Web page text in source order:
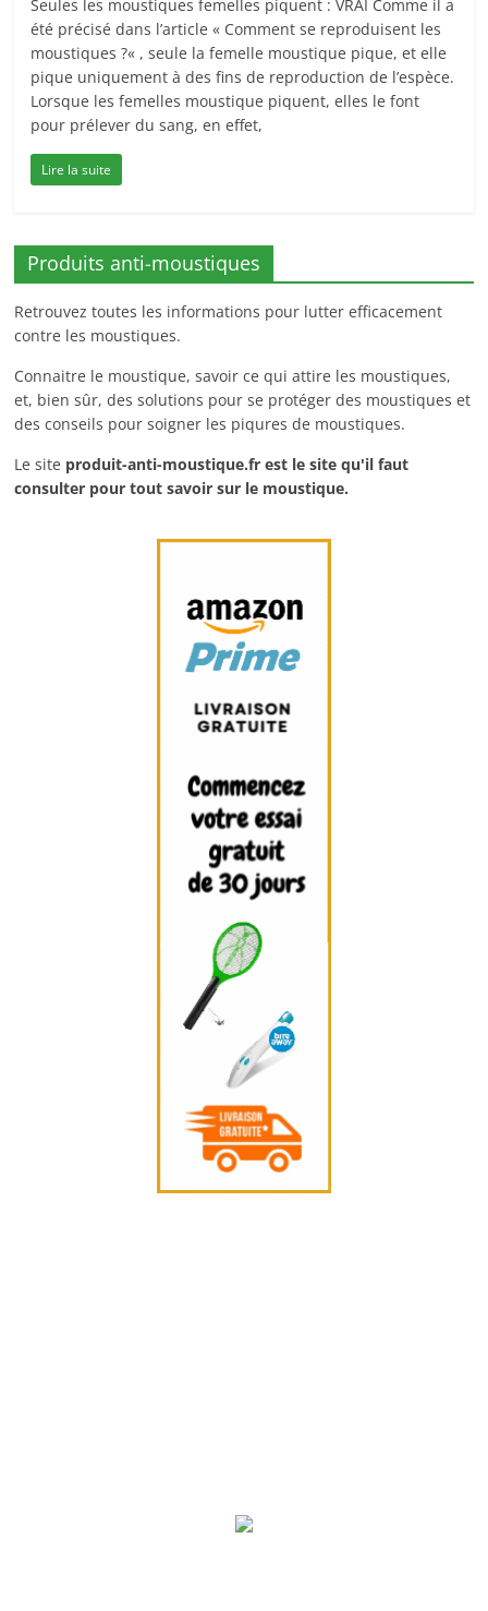
Seules les moustiques femelles piquent : VRAI Comme il a
été précisé dans l’article « Comment se reproduisent les
moustiques ?« , seule la femelle moustique pique, et elle
pique uniquement à des fins de reproduction de l’espèce.
Lorsque les femelles moustique piquent, elles le font
pour prélever du sang, en effet,
Lire la suite
Produits anti-moustiques
Retrouvez toutes les informations pour lutter efficacement
contre les moustiques.
Connaitre le moustique, savoir ce qui attire les moustiques,
et, bien sûr, des solutions pour se protéger des moustiques et
des conseils pour soigner les piqures de moustiques.
Le site produit-anti-moustique.fr est le site qu'il faut
consulter pour tout savoir sur le moustique.